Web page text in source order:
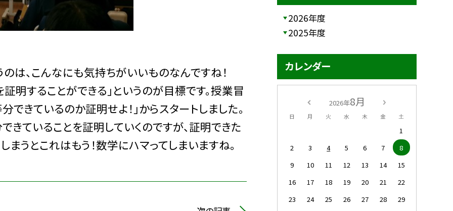
は、こんなにも気持ちがいいものなんですね！
明することができる」というのが目標です。授業冒
できているのか証明せよ！」からスタートしました。
きていることを証明していくのですが、証明できた
うとこれはもう！数学にハマってしまいますね。
2026年度
2025年度
カレンダー
2026年8月
日 月 火 水 木 金 土
1
2
3 4 5 6 7
8
9
10 11 12 13 14
15
16
17 18 19 20 21
22
23
24 25 26 27 28
29